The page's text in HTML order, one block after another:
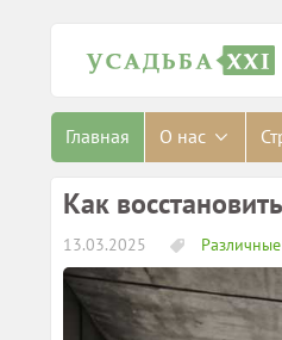
Главная О нас
Как
13.03.2025